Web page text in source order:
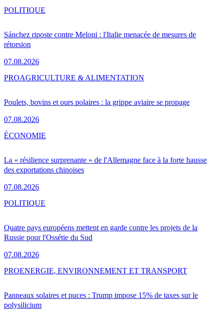
Sánchez riposte contre Meloni : l'Italie menacée de mesures de
rétorsion
07.08.2026
POLITIQUE
Poulets, bovins et ours polaires : la grippe aviaire se propage
07.08.2026
PROAGRICULTURE & ALIMENTATION
La « résilience surprenante » de l'Allemagne face à la forte hausse
des exportations chinoises
07.08.2026
ÉCONOMIE
Quatre pays européens mettent en garde contre les projets de la
Russie pour l'Ossétie du Sud
07.08.2026
POLITIQUE
Panneaux solaires et puces : Trump impose 15% de taxes sur le
polysilicium
PROENERGIE, ENVIRONNEMENT ET TRANSPORT